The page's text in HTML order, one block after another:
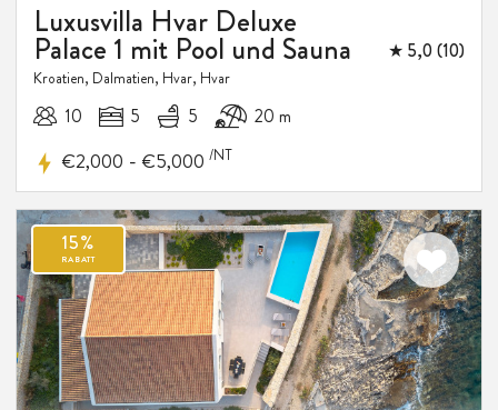
Luxusvilla Hvar Deluxe
Palace 1 mit Pool und Sauna ★ 5,0 (10)
Kroatien, Dalmatien, Hvar, Hvar
10 5 5 20 m
€2,000 - €5,000 /NT